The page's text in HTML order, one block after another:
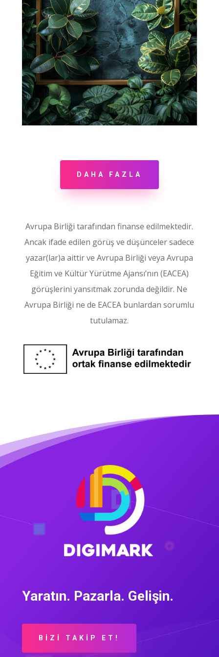
DAHA FAZLA
Avrupa Birliği tarafından finanse edilmektedir.
Ancak ifade edilen görüş ve düşünceler sadece
yazar(lar)a aittir ve Avrupa Birliği veya Avrupa
Eğitim ve Kültür Yürütme Ajansı’nın (EACEA)
görüşlerini yansıtmak zorunda değildir. Ne
Avrupa Birliği ne de EACEA bunlardan sorumlu
tutulamaz.
Yaratın. Pazarla. Gelişin.
BİZİ TAKİP ET!